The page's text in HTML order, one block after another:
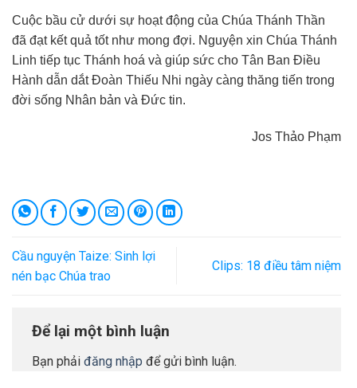
Cuộc bầu cử dưới sự hoạt động của Chúa Thánh Thần
đã đạt kết quả tốt như mong đợi. Nguyện xin Chúa Thánh
Linh tiếp tục Thánh hoá và giúp sức cho Tân Ban Điều
Hành dẫn dắt Đoàn Thiếu Nhi ngày càng thăng tiến trong
đời sống Nhân bản và Đức tin.
Jos Thảo Phạm
Cầu nguyện Taize: Sinh lợi
nén bạc Chúa trao
Clips: 18 điều tâm niệm
Để lại một bình luận
Bạn phải đăng nhập để gửi bình luận.